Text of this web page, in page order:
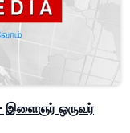
– இளைஞர் ஒருவர்